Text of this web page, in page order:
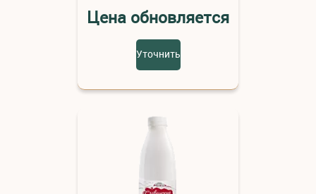
Цена обновляется
Уточнить